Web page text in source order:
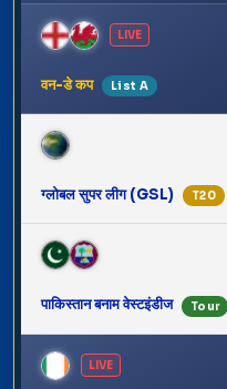
वन-डे कप List A
LIVE
ग्लोबल सुपर लीग (GSL) T20
पाकिस्तान बनाम वेस्टइंडीज Tour
LIVE